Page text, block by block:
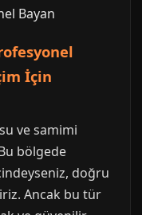
İçin
ve samimi
bölgede
doğru
Ancak bu tür